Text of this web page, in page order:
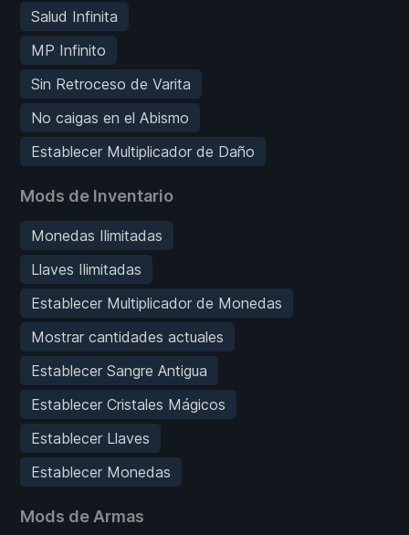
Salud Infinita
MP Infinito
Sin Retroceso de Varita
No caigas en el Abismo
Establecer Multiplicador de Daño
Mods de Inventario
Monedas Ilimitadas
Llaves Ilimitadas
Establecer Multiplicador de Monedas
Mostrar cantidades actuales
Establecer Sangre Antigua
Establecer Cristales Mágicos
Establecer Llaves
Establecer Monedas
Mods de Armas